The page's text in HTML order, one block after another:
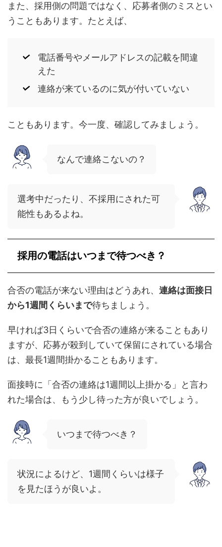
また、採用側の問題ではなく、応募者側のミスとい
うこともあります。たとえば、
電話番号やメールアドレスの記載を間違
えた
連絡が来ているのに気が付いていない
こともあります。今一度、確認してみましょう。
なんで連絡こないの？
選考中だったり、不採用にされた可
能性もあるよね。
採用の電話はいつまで待つべき？
合否の電話が来ない理由はどうあれ、 連絡は面接日
から1週間くらいまで待ちましょう。
早ければ3日くらいで合否の連絡が来ることもあり
ますが、応募が殺到していて保留にされている場合
は、最長1週間掛かることもあります。
面接時に「合否の連絡は1週間以上掛かる」と言わ
れた場合は、もう少し待った方が良いでしょう。
いつまで待つべき？
状況によるけど、1週間くらいは様子
を見たほうが良いよ。